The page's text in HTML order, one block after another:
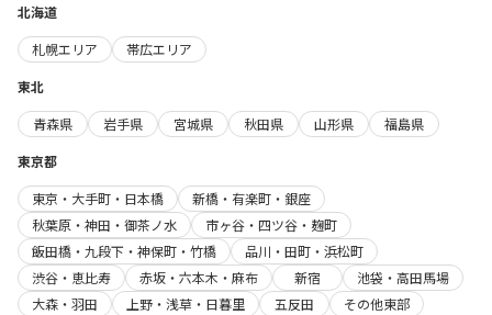
北海道
札幌エリア
帯広エリア
東北
青森県
岩手県 宮城県 秋田県 山形県
福島県
東京都
東京・大手町・日本橋
新橋・有楽町・銀座
秋葉原・神田・御茶ノ水
市ヶ谷・四ツ谷・麹町
飯田橋・九段下・神保町・竹橋
品川・田町・浜松町
渋谷・恵比寿
赤坂・六本木・麻布 新宿
池袋・高田馬場
大森・羽田
上野・浅草・日暮里 五反田
その他東部